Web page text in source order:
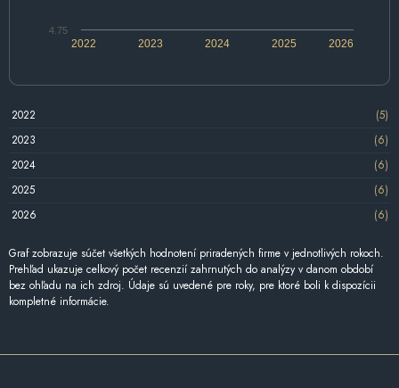
2025
2022 2023 2024 2026
4.75
2022
(5)
2023
(6)
2024
(6)
2025
(6)
2026
(6)
Graf zobrazuje súčet všetkých hodnotení priradených firme v jednotlivých rokoch.
Prehľad ukazuje celkový počet recenzií zahrnutých do analýzy v danom období
bez ohľadu na ich zdroj. Údaje sú uvedené pre roky, pre ktoré boli k dispozícii
kompletné informácie.